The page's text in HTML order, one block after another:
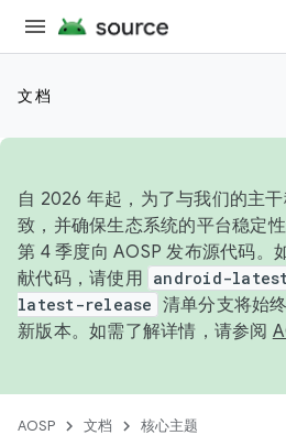
文档
自 2026 年起，为了与我们的主
致，并确保生态系统的平台稳定
第 4 季度向 AOSP 发布源代码。
献代码，请使用 android-
latest-release 清单分支将始
新版本。如需了解详情，请参阅
AOSP 文档 核心主题